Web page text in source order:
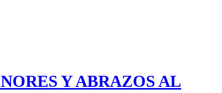
Y ABRAZOS AL